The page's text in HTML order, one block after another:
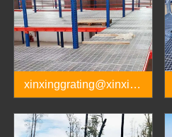
xinxinggrating@xinxing
pipes.com.cn